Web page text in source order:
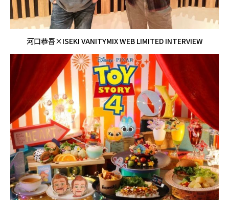
河口恭吾×ISEKI VANITYMIX WEB LIMITED INTERVIEW